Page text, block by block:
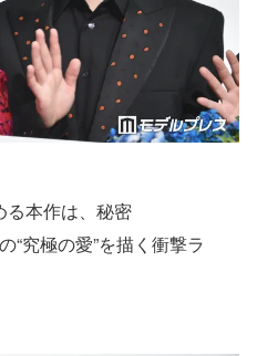
る本作は、秘密
“究極の愛”を描く衝撃ラ